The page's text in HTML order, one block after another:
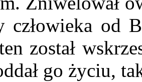
człowieka od
został
go życiu,